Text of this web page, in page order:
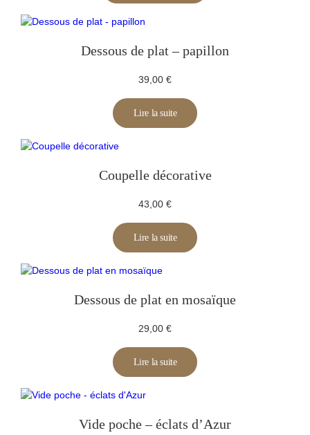
Dessous de plat – papillon
39,00 €
Lire la suite
Coupelle décorative
43,00 €
Lire la suite
Dessous de plat en mosaïque
29,00 €
Lire la suite
Vide poche – éclats d’Azur